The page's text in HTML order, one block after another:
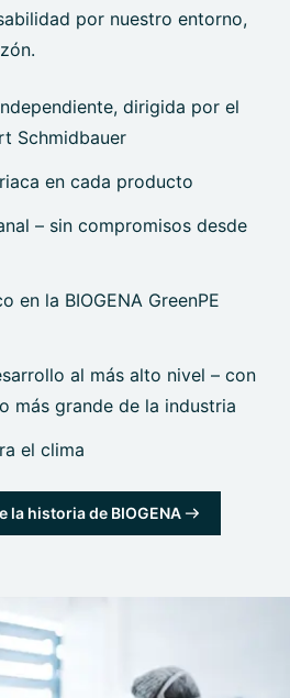
por nuestro entorno,
dirigida por el
Schmidbauer
en cada producto
– sin compromisos desde
en la BIOGENA GreenPE
al más alto nivel – con
más grande de la industria
el clima
historia de BIOGENA